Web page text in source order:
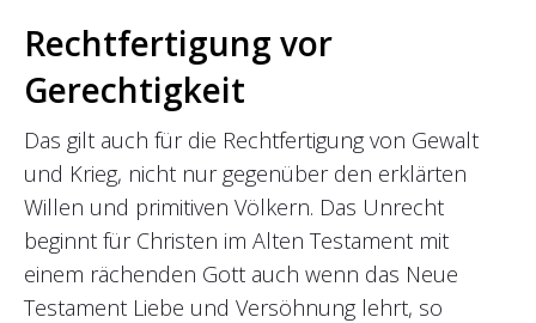
Rechtfertigung vor
Gerechtigkeit
Das gilt auch für die Rechtfertigung von Gewalt
und Krieg, nicht nur gegenüber den erklärten
Willen und primitiven Völkern. Das Unrecht
beginnt für Christen im Alten Testament mit
einem rächenden Gott auch wenn das Neue
Testament Liebe und Versöhnung lehrt, so